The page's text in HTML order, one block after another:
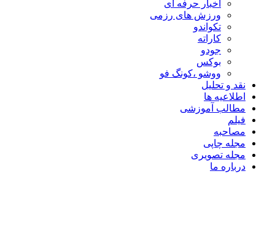
اخبار حرفه ای
ورزش های رزمی
تکواندو
کاراته
جودو
بوکس
ووشو ،کونگ فو
نقد و تحلیل
اطلاعیه ها
مطالب آموزشی
فیلم
مصاحبه
مجله چاپی
مجله تصویری
درباره ما